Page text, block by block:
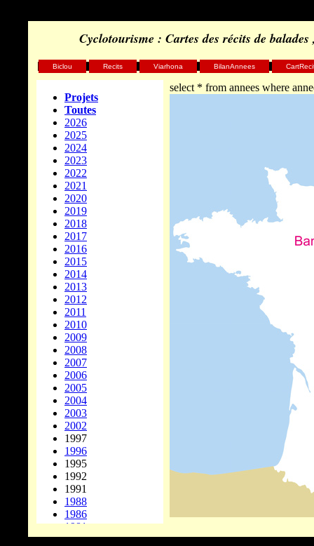
Cyclotourisme : Cartes des récits de
Projets
Toutes
2026
2025
2024
2023
2022
2021
2020
2019
2018
2017
2016
2015
2014
2013
2012
2011
2010
2009
2008
2007
2006
2005
2004
2003
2002
1997
1996
1995
1992
1991
1988
1986
1981
1978
Biclou Recits Viarhona BilanAnnees
select * from annees where